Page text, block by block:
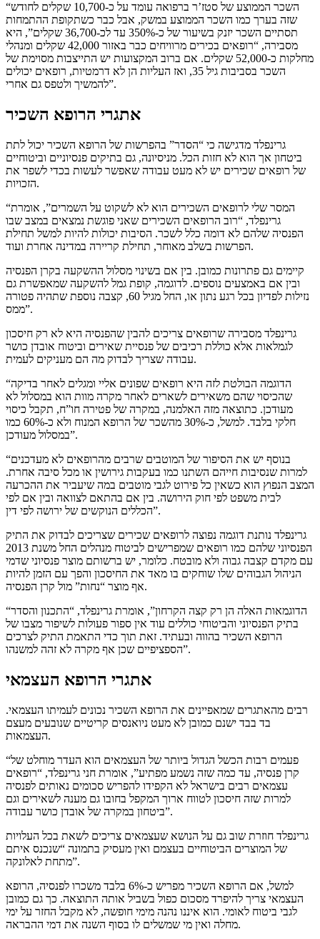
“השכר הממוצע של סטז’ר ברפואה עומד על כ-10,700 שקלים לחודש
שזה בערך כמו השכר הממוצע במשק, אבל כבר כשתקופת ההתמחות
תסתיים השכר יזנק בשיעור של כ-350% עד לכ-36,700 שקלים”, היא
מסבירה, “רופאים בכירים מרוויחים כבר באזור 42,000 שקלים ומנהלי
מחלקות כ-52,000 שקלים. אם ברוב המקצועות יש התייצבות מסוימת של
השכר בסביבות גיל 35, ואז העליות הן לא דרמטיות, רופאים יכולים
להמשיך ולטפס גם אחרי”.
אתגרי הרופא השכיר
גרינפלד מדגישה כי “הסדר” בהפרשות של הרופא השכיר יכול לתת
ביטחון אך הוא לא חזות הכל. מניסיונה, גם בתיקים פנסיוניים וביטוחיים
של רופאים שכירים יש לא מעט עבודה שאפשר לעשות בכדי לשפר את
הזכויות.
“המסר שלי לרופאים השכירים הוא לא לשקוט על השמרים”, אומרת
גרינפלד, “רוב הרופאים השכירים שאני פוגשת נמצאים במצב שבו
הפנסיה שלהם לא דומה כלל לשכר. הסיבות יכולות להיות למשל תחילת
הפרשות בשלב מאוחר, תחילת קריירה במדינה אחרת ועוד.
קיימים גם פתרונות כמובן. בין אם בשינוי מסלול ההשקעה בקרן הפנסיה
ובין אם באמצעים נוספים. לדוגמה, קופת גמל להשקעה שמאפשרת גם
נזילות לפדיון בכל רגע נתון או, החל מגיל 60, קצבה נוספת שתהיה פטורה
ממס”.
גרינפלד מסבירה שרופאים צריכים להבין שהפנסיה היא לא רק חיסכון
לגמלאות אלא כוללת רכיבים של פנסיית שאירים וביטוח אובדן כושר
עבודה שצריך לבדוק מה הם מעניקים לעמית.
“הדוגמה הבולטת לזה היא רופאים שפונים אליי ומגלים לאחר בדיקה
שהכיסוי שהם משאירים לשארים לאחר מקרה מוות הוא במסלול לא
מעודכן. כתוצאה מזה האלמנה, במקרה של פטירה חו”ח, תקבל כיסוי
חלקי בלבד. למשל, כ-30% מהשכר של הרופא המנוח ולא כ-60% כמו
במסלול מעודכן”.
“בנוסף יש את הסיפור של המוטבים שרבים מהרופאים לא מעדכנים
למרות שנסיבות חייהם השתנו כמו בעקבות גירושין או מכל סיבה אחרת.
המצב הנפוץ הוא כשאין כל פירוט לגבי מוטבים במה שיעביר את ההכרעה
לבית משפט לפי חוק הירושה. בין אם בהתאם לצוואה ובין אם לפי
הכללים הנוקשים של ירושה לפי דין”.
גרינפלד נותנת דוגמה נפוצה לרופאים שכירים שצריכים לבדוק את התיק
הפנסיוני שלהם כמו רופאים שמפרישים לביטוח מנהלים החל משנת 2013
עם מקדם קצבה גבוה ולא מובטח. כלומר, יש ברשותם מוצר פנסיוני שדמי
הניהול הגבוהים שלו שוחקים בו מאד את החיסכון והפך עם הזמן להיות
אף מוצר “נחות” מול קרן הפנסיה.
“הדוגמאות האלה הן רק קצה הקרחון”, אומרת גרינפלד, “התכנון והסדר
בתיק הפנסיוני והביטוחי כוללים עוד אין ספור פעולות לשיפור מצבו של
הרופא השכיר בהווה ובעתיד. זאת תוך כדי התאמת התיק לצרכים
הספציפיים שכן אף מקרה לא זהה למשנהו”.
אתגרי הרופא העצמאי
רבים מהאתגרים שמאפיינים את הרופא השכיר נכונים לעמיתו העצמאי.
בד בבד ישנם כמובן לא מעט ניואנסים קריטיים שנובעים מעצם
העצמאות.
“פעמים רבות הכשל הגדול ביותר של העצמאים הוא העדר מוחלט של
קרן פנסיה, עד כמה שזה נשמע מפתיע”, אומרת חני גרינפלד, “רופאים
עצמאים רבים בישראל לא הקפידו להפריש סכומים נאותים לפנסיה
למרות שזה חיסכון לטווח ארוך המקפל בחובו גם מענה לשאירים וגם
ביטחון במקרה של אובדן כושר עבודה”.
גרינפלד חוזרת שוב גם על הנושא שעצמאים צריכים לשאת בכל העלויות
של המוצרים הביטוחיים בעצמם ואין מעסיק בתמונה “שנכנס איתם
מתחת לאלונקה”.
למשל, אם הרופא השכיר מפריש כ-6% בלבד משכרו לפנסיה, הרופא
העצמאי צריך להיפרד מסכום כפול בשביל אותה התוצאה. כך גם כמובן
לגבי ביטוח לאומי. הוא איננו נהנה מימי חופשה, לא מקבל החזר על ימי
מחלה ואין מי שמשלים לו בסוף השנה את דמי ההבראה.